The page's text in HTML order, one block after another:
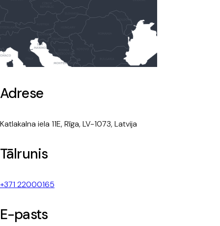
Adrese
Katlakalna iela 11E, Rīga, LV-1073, Latvija
Tālrunis
+371 22000165
E-pasts